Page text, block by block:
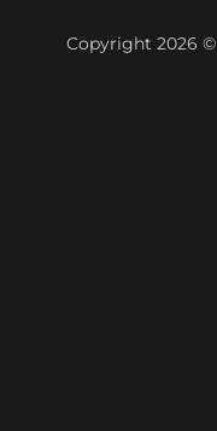
Copyright 2026 ©